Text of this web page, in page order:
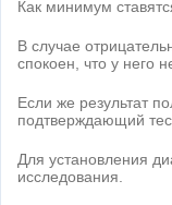
Как минимум
В случае
спокоен, что у него
Если же результат
подтверждающий
Для установления
исследования.